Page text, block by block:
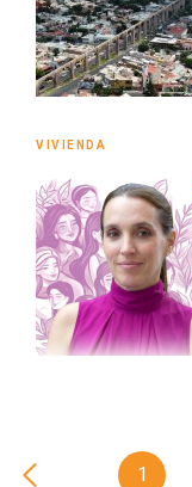
VIVIENDA
1